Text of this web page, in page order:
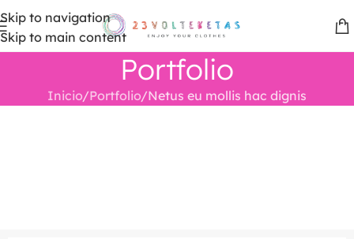
Skip to navigation
Skip to main content
Portfolio
Inicio Portfolio Netus eu mollis hac dignis